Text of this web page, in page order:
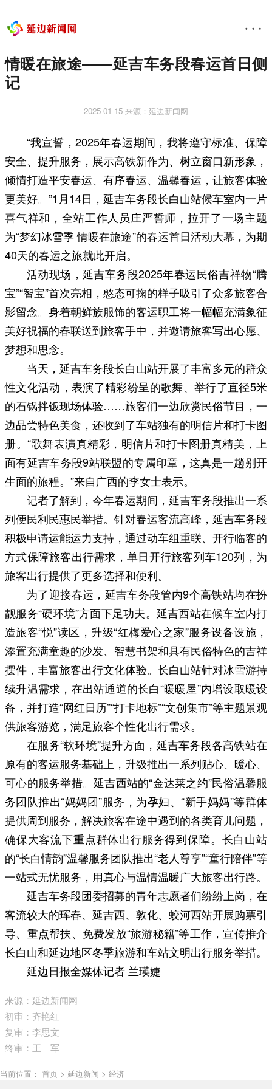
情暖在旅途——延吉车务段春运首日侧
记
2025-01-15 来源：延边新闻网
“我宣誓，2025年春运期间，我将遵守标准、保障
安全、提升服务，展示高铁新作为、树立窗口新形象，
倾情打造平安春运、有序春运、温馨春运，让旅客体验
更美好。”1月14日，延吉车务段长白山站候车室内一片
喜气祥和，全站工作人员庄严誓师，拉开了一场主题
为“梦幻冰雪季 情暖在旅途”的春运首日活动大幕，为期
40天的春运之旅就此开启。
活动现场，延吉车务段2025年春运民俗吉祥物“腾
宝”“智宝”首次亮相，憨态可掬的样子吸引了众多旅客合
影留念。身着朝鲜族服饰的客运职工将一幅幅充满象征
美好祝福的春联送到旅客手中，并邀请旅客写出心愿、
梦想和思念。
当天，延吉车务段长白山站开展了丰富多元的群众
性文化活动，表演了精彩纷呈的歌舞、举行了直径5米
的石锅拌饭现场体验……旅客们一边欣赏民俗节目，一
边品尝特色美食，还收到了车站独有的明信片和打卡图
册。“歌舞表演真精彩，明信片和打卡图册真精美，上
面有延吉车务段9站联盟的专属印章，这真是一趟别开
生面的旅程。”来自广西的李女士表示。
记者了解到，今年春运期间，延吉车务段推出一系
列便民利民惠民举措。针对春运客流高峰，延吉车务段
积极申请运能运力支持，通过动车组重联、开行临客的
方式保障旅客出行需求，单日开行旅客列车120列，为
旅客出行提供了更多选择和便利。
为了迎接春运，延吉车务段管内9个高铁站均在扮
靓服务“硬环境”方面下足功夫。延吉西站在候车室内打
造旅客“悦”读区，升级“红梅爱心之家”服务设备设施，
添置充满童趣的沙发、智慧书架和具有民俗特色的吉祥
摆件，丰富旅客出行文化体验。长白山站针对冰雪游持
续升温需求，在出站通道的长白“暖暖屋”内增设取暖设
备，并打造“网红日历”“打卡地标”“文创集市”等主题景观
供旅客游览，满足旅客个性化出行需求。
在服务“软环境”提升方面，延吉车务段各高铁站在
原有的客运服务基础上，升级推出一系列贴心、暖心、
可心的服务举措。延吉西站的“金达莱之约”民俗温馨服
务团队推出“妈妈团”服务，为孕妇、“新手妈妈”等群体
提供周到服务，解决旅客在途中遇到的各类育儿问题，
确保大客流下重点群体出行服务得到保障。长白山站
的“长白情韵”温馨服务团队推出“老人尊享”“童行陪伴”等
一站式无忧服务，用真心与温情温暖广大旅客出行路。
延吉车务段团委招募的青年志愿者们纷纷上岗，在
客流较大的珲春、延吉西、敦化、蛟河西站开展购票引
导、重点帮扶、免费发放“旅游秘籍”等工作，宣传推介
长白山和延边地区冬季旅游和车站文明出行服务举措。
延边日报全媒体记者 兰瑛婕
来源：延边新闻网
初审：齐艳红
复审：李思文
终审：王 军
当前位置： 首页 > 延边新闻 > 经济